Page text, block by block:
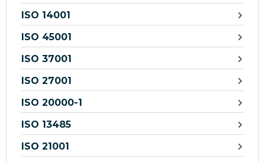
ISO 14001
ISO 45001
ISO 37001
ISO 27001
ISO 20000-1
ISO 13485
ISO 21001